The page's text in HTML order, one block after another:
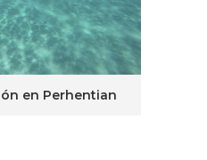
en Perhentian